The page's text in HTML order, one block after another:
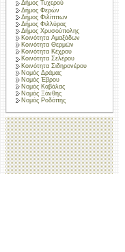
Δήμος Τυχερού
Δήμος Φερών
Δήμος Φιλίππων
Δήμος Φιλλύρας
Δήμος Χρυσούπολης
Κοινότητα Αμαξάδων
Κοινότητα Θερμών
Κοινότητα Κέχρου
Κοινότητα Σελέρου
Κοινότητα Σιδηρονέρου
Νομός Δράμας
Νομός Έβρου
Νομός Καβάλας
Νομός Ξάνθης
Νομός Ροδόπης